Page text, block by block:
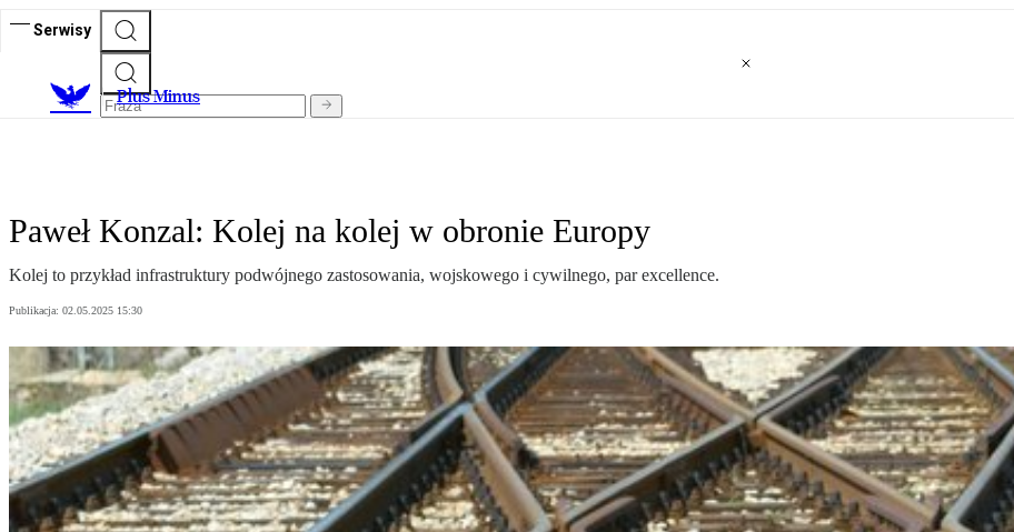
Serwisy
Plus Minus
Paweł Konzal: Kolej na kolej w obronie Europy
Kolej to przykład infrastruktury podwójnego zastosowania, wojskowego i cywilnego, par excellence.
Publikacja: 02.05.2025 15:30